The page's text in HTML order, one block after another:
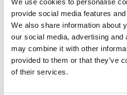
provide social media features
We also share information about
our social media, advertising and
may combine it with other
provided to them or that they’ve
of their services.
Seit dem Aufkommen
deren Einsatzmöglichkeiten
basieren jedoch die meisten
statistischen Modellen und
liegenden Daten.